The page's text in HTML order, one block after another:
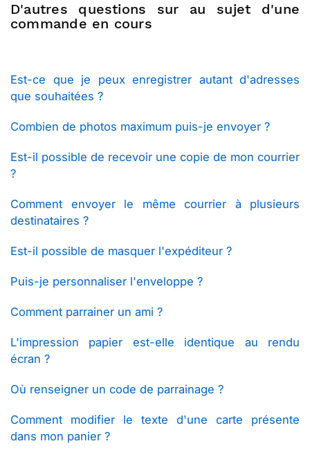
D'autres questions sur au sujet d'une
commande en cours
Est-ce que je peux enregistrer autant d'adresses
que souhaitées ?
Combien de photos maximum puis-je envoyer ?
Est-il possible de recevoir une copie de mon courrier
?
Comment envoyer le même courrier à plusieurs
destinataires ?
Est-il possible de masquer l'expéditeur ?
Puis-je personnaliser l'enveloppe ?
Comment parrainer un ami ?
L'impression papier est-elle identique au rendu
écran ?
Où renseigner un code de parrainage ?
Comment modifier le texte d'une carte présente
dans mon panier ?